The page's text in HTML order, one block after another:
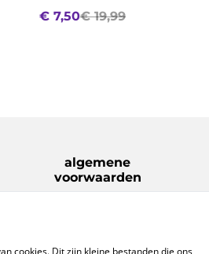
€ 7,50€ 19,99
algemene
voorwaarden
&
cookies. Dit zijn kleine bestanden die ons